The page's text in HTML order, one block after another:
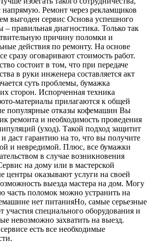
Ремонт через рекламщиков
выгоден сервис Основа успешного
правильная диагностика. Только так
причину поломки и
действия по ремонту. На основе
сразу оговаривают стоимость работ.
состоит в том, что при передаче
в руки инженера составляется акт
суть проблемы, бумажка
сторон. Испорченная техника
материалы прилагаются к общей
популярные отказы кофемашин Вы
ремонта и необходимость проведения
(уход). Такой подход защитит
и даст гарантию на то, что вы получите
и невредимой. Плюс, все бумажки
в случае возникновения
на дому или в мастерской
центры оказывают услуги на своей
выезда мастера на дом. Могу
часть поломок можно устранить на
нет питанияНо, самые серьезные
участия специального оборудования и
невозможно захватить на выезд.
есть все необходимые